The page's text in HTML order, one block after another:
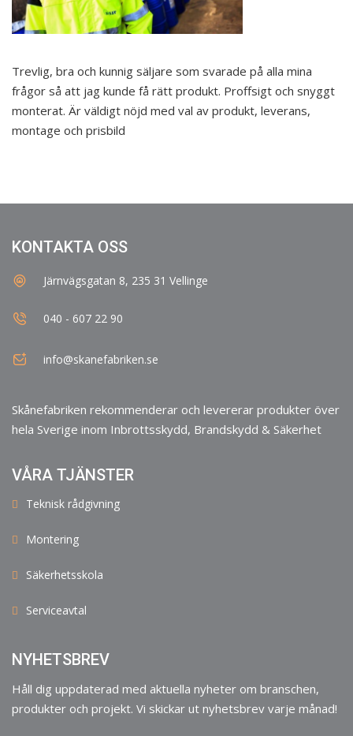
Trevlig, bra och kunnig säljare som svarade på alla mina
frågor så att jag kunde få rätt produkt. Proffsigt och snyggt
monterat. Är väldigt nöjd med val av produkt, leverans,
montage och prisbild
KONTAKTA OSS
Järnvägsgatan 8, 235 31 Vellinge
040 - 607 22 90
info@skanefabriken.se
Skånefabriken rekommenderar och levererar produkter över
hela Sverige inom Inbrottsskydd, Brandskydd & Säkerhet
VÅRA TJÄNSTER
Teknisk rådgivning
Montering
Säkerhetsskola
Serviceavtal
NYHETSBREV
Håll dig uppdaterad med aktuella nyheter om branschen,
produkter och projekt. Vi skickar ut nyhetsbrev varje månad!